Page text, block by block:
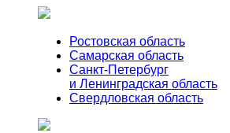
Ростовская область
Самарская область
Санкт-Петербург
и Ленинградская область
Свердловская область